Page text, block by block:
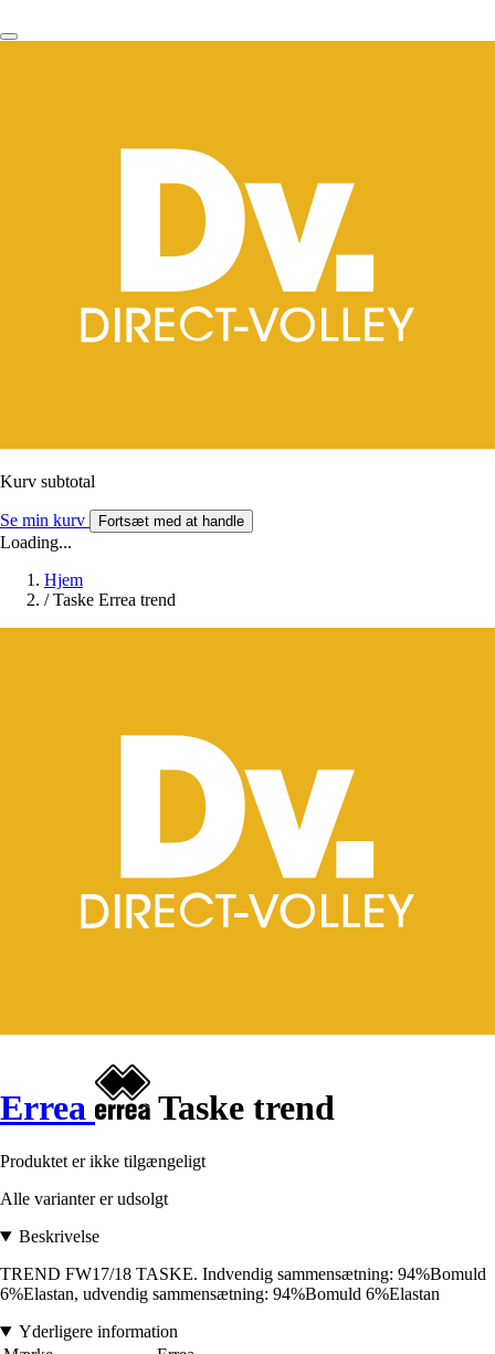
Kurv subtotal
Se min kurv Fortsæt med at handle
Loading...
Hjem
/ Taske Errea trend
Errea Taske trend
Produktet er ikke tilgængeligt
Alle varianter er udsolgt
Beskrivelse
TREND FW17/18 TASKE. Indvendig sammensætning: 94%Bomuld
6%Elastan, udvendig sammensætning: 94%Bomuld 6%Elastan
Yderligere information